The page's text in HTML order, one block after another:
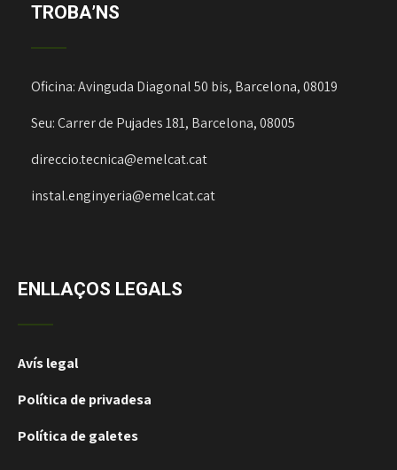
TROBA’NS
Oficina: Avinguda Diagonal 50 bis, Barcelona, 08019
Seu: Carrer de Pujades 181, Barcelona, 08005
direccio.tecnica@emelcat.cat
instal.enginyeria@emelcat.cat
ENLLAÇOS LEGALS
Avís legal
Política de privadesa
Política de galetes